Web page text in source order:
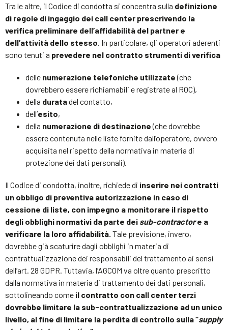
Tra le altre, il Codice di condotta si concentra sulla definizione
di regole di ingaggio dei call center prescrivendo la
verifica preliminare dell’affidabilità del partner e
dell’attività dello stesso . In particolare, gli operatori aderenti
sono tenuti a prevedere nel contratto strumenti di verifica
delle numerazione telefoniche utilizzate(che
dovrebbero essere richiamabili e registrate al ROC),
della duratadel contatto,
dell’esito,
della numerazione di destinazione(che dovrebbe
essere contenuta nelle liste fornite dall’operatore, ovvero
acquisita nel rispetto della normativa in materia di
protezione dei dati personali).
Il Codice di condotta, inoltre, richiede di inserire nei contratti
un obbligo di preventiva autorizzazione in caso di
cessione di liste, con impegno a monitorare il rispetto
degli obblighi normativi da parte dei sub-contractore a
verificare la loro affidabilità. Tale previsione, invero,
dovrebbe già scaturire dagli obblighi in materia di
contrattualizzazione dei responsabili del trattamento ai sensi
dell’art. 28 GDPR. Tuttavia, l’AGCOM va oltre quanto prescritto
dalla normativa in materia di trattamento dei dati personali,
sottolineando come il contratto con call center terzi
dovrebbe limitare la sub-contrattualizzazione ad un unico
livello, al fine di limitare la perdita di controllo sulla “supply